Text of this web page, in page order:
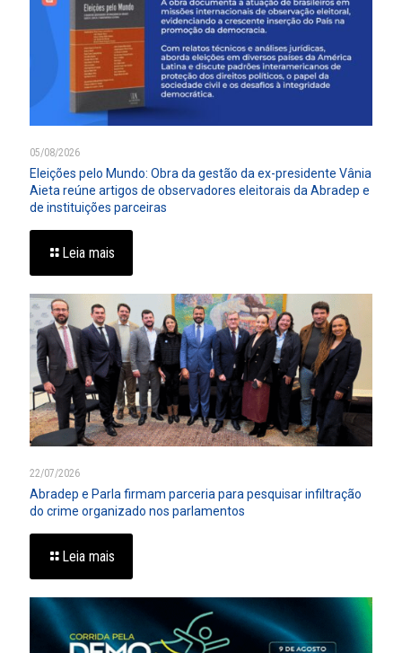
05/08/2026
Eleições pelo Mundo: Obra da gestão da ex-presidente Vânia
Aieta reúne artigos de observadores eleitorais da Abradep e
de instituições parceiras
Leia mais
22/07/2026
Abradep e Parla firmam parceria para pesquisar infiltração
do crime organizado nos parlamentos
Leia mais